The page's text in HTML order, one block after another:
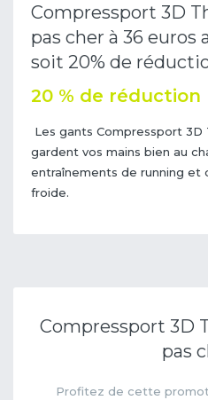
Compressport 3D
pas cher à 36 euros
soit 20% de
20 % de réduction
Les gants Compressport 3D
gardent vos mains bien au
entraînements de running et
froide.
Compressport 3D
pas
Profitez de cette